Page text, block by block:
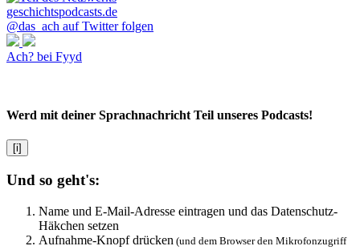
@das_ach auf Twitter folgen
Ach? bei Fyyd
Werd mit deiner Sprachnachricht Teil unseres Podcasts!
[i]
Und so geht's:
Name und E-Mail-Adresse eintragen und das Datenschutz-
Häkchen setzen
Aufnahme-Knopf drücken (und dem Browser den Mikrofonzugriff